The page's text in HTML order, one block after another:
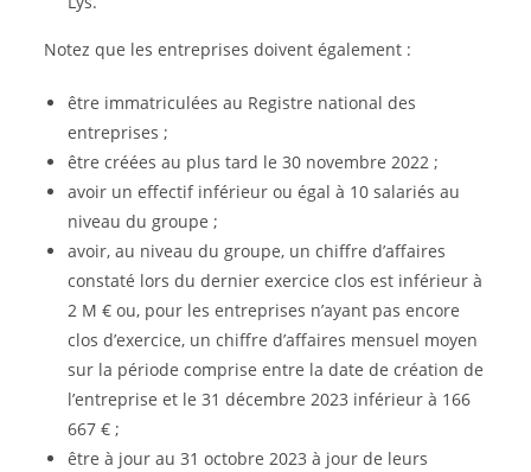
Notez que les entreprises doivent également :
être immatriculées au Registre national des
entreprises ;
être créées au plus tard le 30 novembre 2022 ;
avoir un effectif inférieur ou égal à 10 salariés au
niveau du groupe ;
avoir, au niveau du groupe, un chiffre d’affaires
constaté lors du dernier exercice clos est inférieur à
2 M € ou, pour les entreprises n’ayant pas encore
clos d’exercice, un chiffre d’affaires mensuel moyen
sur la période comprise entre la date de création de
l’entreprise et le 31 décembre 2023 inférieur à 166
667 € ;
être à jour au 31 octobre 2023 à jour de leurs